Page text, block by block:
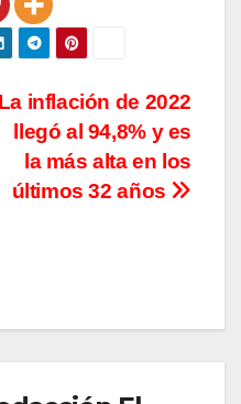
La inflación de 2022
llegó al 94,8% y es
la más alta en los
últimos 32 años